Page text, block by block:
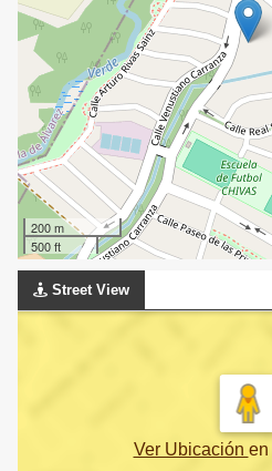
200 m
500 ft
Street View
Ver Ubicación en